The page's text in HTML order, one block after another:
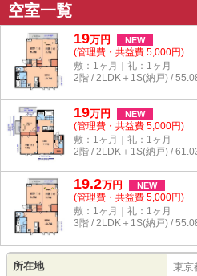
空室一覧
19万円 NEW
(管理費・共益費 5,000円)
敷：1ヶ月｜礼：1ヶ月
2階 / 2LDK＋1S(納戸) /
19万円 NEW
(管理費・共益費 5,000円)
敷：1ヶ月｜礼：1ヶ月
2階 / 2LDK＋1S(納戸) /
19.2万円 NEW
(管理費・共益費 5,000円)
敷：1ヶ月｜礼：1ヶ月
3階 / 2LDK＋1S(納戸) /
所在地 東京